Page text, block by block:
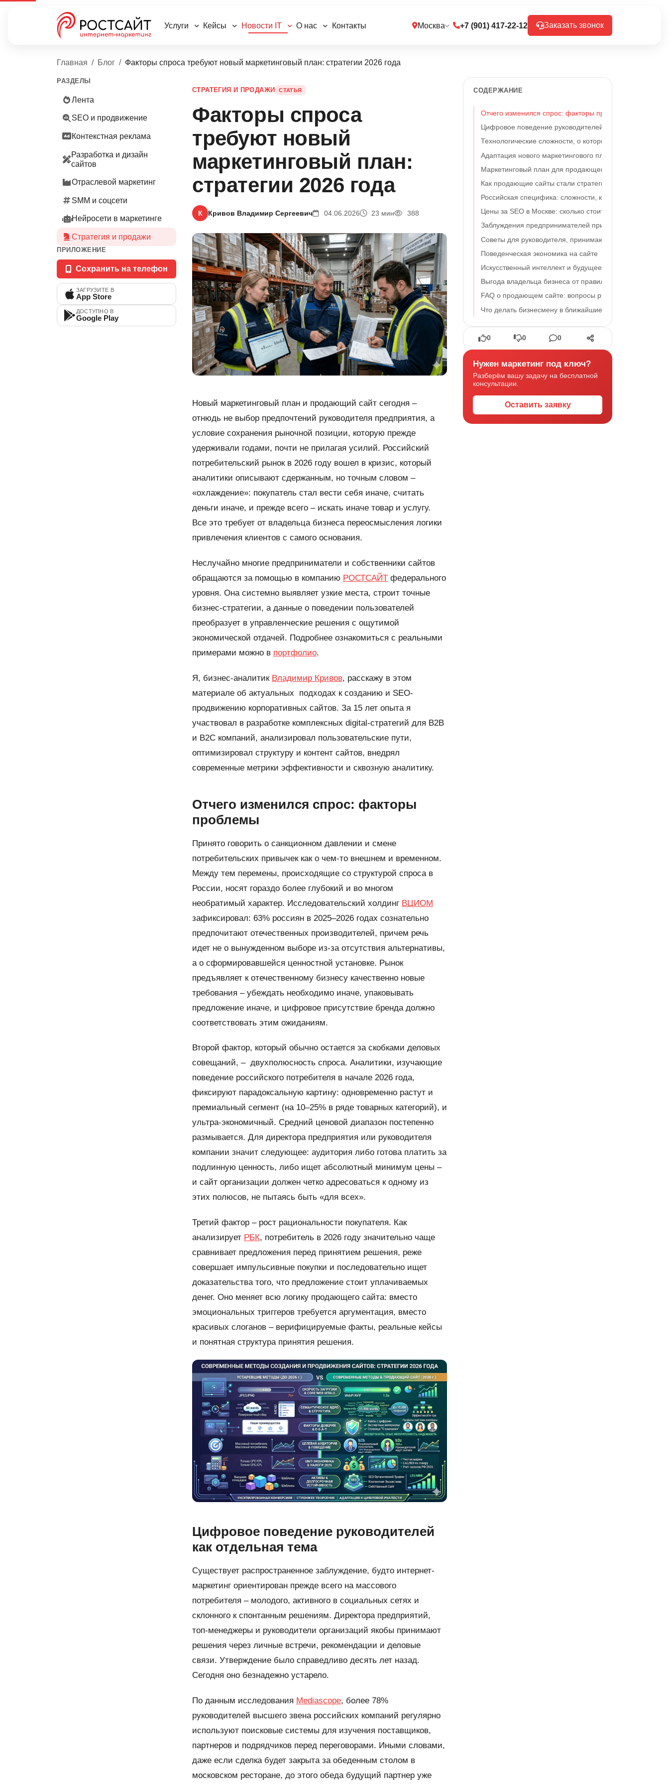
Услуги Кейсы Новости IT О нас Контакты Москва +7 (901) 417-22-12 Заказать звонок
Главная Блог Факторы спроса требуют новый маркетинговый план: стратегии 2026 года
РАЗДЕЛЫ
Лента
SEO и продвижение
Контекстная реклама
Разработка и дизайн
сайтов
Отраслевой маркетинг
SMM и соцсети
Нейросети в маркетинге
Стратегия и продажи
ПРИЛОЖЕНИЕ
Сохранить на телефон
ЗАГРУЗИТЕ В
App Store
ДОСТУПНО В
Google Play
СТРАТЕГИЯ И ПРОДАЖИ СТАТЬЯ
Факторы спроса
требуют новый
маркетинговый план:
стратегии 2026 года
К Кривов Владимир Сергеевич 04.06.2026 23 мин 388
Новый маркетинговый план и продающий сайт сегодня –
отнюдь не выбор предпочтений руководителя предприятия, а
условие сохранения рыночной позиции, которую прежде
удерживали годами, почти не прилагая усилий. Российский
потребительский рынок в 2026 году вошел в кризис, который
аналитики описывают сдержанным, но точным словом –
«охлаждение»: покупатель стал вести себя иначе, считать
деньги иначе, и прежде всего – искать иначе товар и услугу.
Все это требует от владельца бизнеса переосмысления логики
привлечения клиентов с самого основания.
Неслучайно многие предприниматели и собственники сайтов
обращаются за помощью в компанию РОСТСАЙТ федерального
уровня. Она системно выявляет узкие места, строит точные
бизнес-стратегии, а данные о поведении пользователей
преобразует в управленческие решения с ощутимой
экономической отдачей. Подробнее ознакомиться с реальными
примерами можно в портфолио.
Я, бизнес-аналитик Владимир Кривов, расскажу в этом
материале об актуальных подходах к созданию и SEO-
продвижению корпоративных сайтов. За 15 лет опыта я
участвовал в разработке комплексных digital-стратегий для B2B
и B2C компаний, анализировал пользовательские пути,
оптимизировал структуру и контент сайтов, внедрял
современные метрики эффективности и сквозную аналитику.
Отчего изменился спрос: факторы
проблемы
Принято говорить о санкционном давлении и смене
потребительских привычек как о чем-то внешнем и временном.
Между тем перемены, происходящие со структурой спроса в
России, носят гораздо более глубокий и во многом
необратимый характер. Исследовательский холдинг ВЦИОМ
зафиксировал: 63% россиян в 2025–2026 годах сознательно
предпочитают отечественных производителей, причем речь
идет не о вынужденном выборе из-за отсутствия альтернативы,
а о сформировавшейся ценностной установке. Рынок
предъявляет к отечественному бизнесу качественно новые
требования – убеждать необходимо иначе, упаковывать
предложение иначе, и цифровое присутствие бренда должно
соответствовать этим ожиданиям.
Второй фактор, который обычно остается за скобками деловых
совещаний, – двухполюсность спроса. Аналитики, изучающие
поведение российского потребителя в начале 2026 года,
фиксируют парадоксальную картину: одновременно растут и
премиальный сегмент (на 10–25% в ряде товарных категорий), и
ультра-экономичный. Средний ценовой диапазон постепенно
размывается. Для директора предприятия или руководителя
компании значит следующее: аудитория либо готова платить за
подлинную ценность, либо ищет абсолютный минимум цены –
и сайт организации должен четко адресоваться к одному из
этих полюсов, не пытаясь быть «для всех».
Третий фактор – рост рациональности покупателя. Как
анализирует РБК, потребитель в 2026 году значительно чаще
сравнивает предложения перед принятием решения, реже
совершает импульсивные покупки и последовательно ищет
доказательства того, что предложение стоит уплачиваемых
денег. Оно меняет всю логику продающего сайта: вместо
эмоциональных триггеров требуется аргументация, вместо
красивых слоганов – верифицируемые факты, реальные кейсы
и понятная структура принятия решения.
Цифровое поведение руководителей
как отдельная тема
Существует распространенное заблуждение, будто интернет-
маркетинг ориентирован прежде всего на массового
потребителя – молодого, активного в социальных сетях и
склонного к спонтанным решениям. Директора предприятий,
топ-менеджеры и руководители организаций якобы принимают
решения через личные встречи, рекомендации и деловые
связи. Утверждение было справедливо десять лет назад.
Сегодня оно безнадежно устарело.
По данным исследования Mediascope, более 78%
руководителей высшего звена российских компаний регулярно
используют поисковые системы для изучения поставщиков,
партнеров и подрядчиков перед переговорами. Иными словами,
даже если сделка будет закрыта за обеденным столом в
московском ресторане, до этого обеда будущий партнер уже
СОДЕРЖАНИЕ
Отчего изменился спрос: факторы проблемы
Цифровое поведение руководителей как отдельная тема
Технологические сложности, о которых предпочитают
Адаптация нового маркетингового плана к жестким
Маркетинговый план для продающего сайта:
Как продающие сайты стали стратегическим активом
Российская специфика: сложности, которых нет на
Цены за SEO в Москве: сколько стоит создание и
Заблуждения предпринимателей при работе с сайтом
Советы для руководителя, принимающего решение
Поведенческая экономика на сайте
Искусственный интеллект и будущее SEO известное
Выгода владельца бизнеса от правильно выстроенного
FAQ о продающем сайте: вопросы руководителей
Что делать бизнесмену в ближайшие три месяца
0 0 0
Нужен маркетинг под ключ?
Разберём вашу задачу на бесплатной
консультации.
Оставить заявку